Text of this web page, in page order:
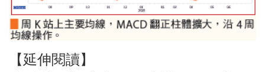
【延伸閱讀】